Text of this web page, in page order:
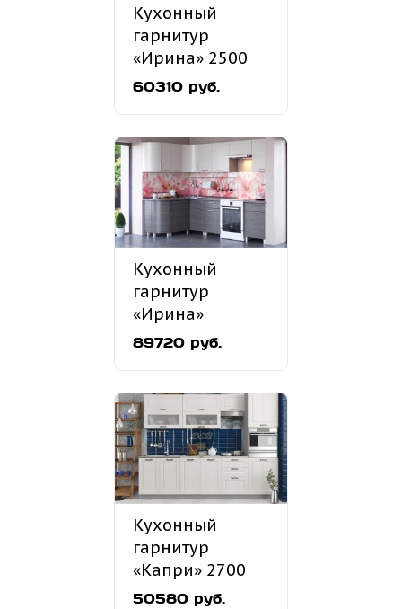
Кухонный
гарнитур
«Ирина» 2500
мм
60310 руб.
Кухонный
гарнитур
«Ирина»
1500х2400 мм
89720 руб.
Кухонный
гарнитур
«Капри» 2700
мм
50580 руб.